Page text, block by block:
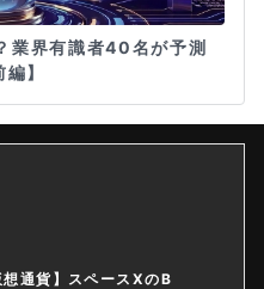
業界有識者40名が予測
】
想通貨】スペースXのB